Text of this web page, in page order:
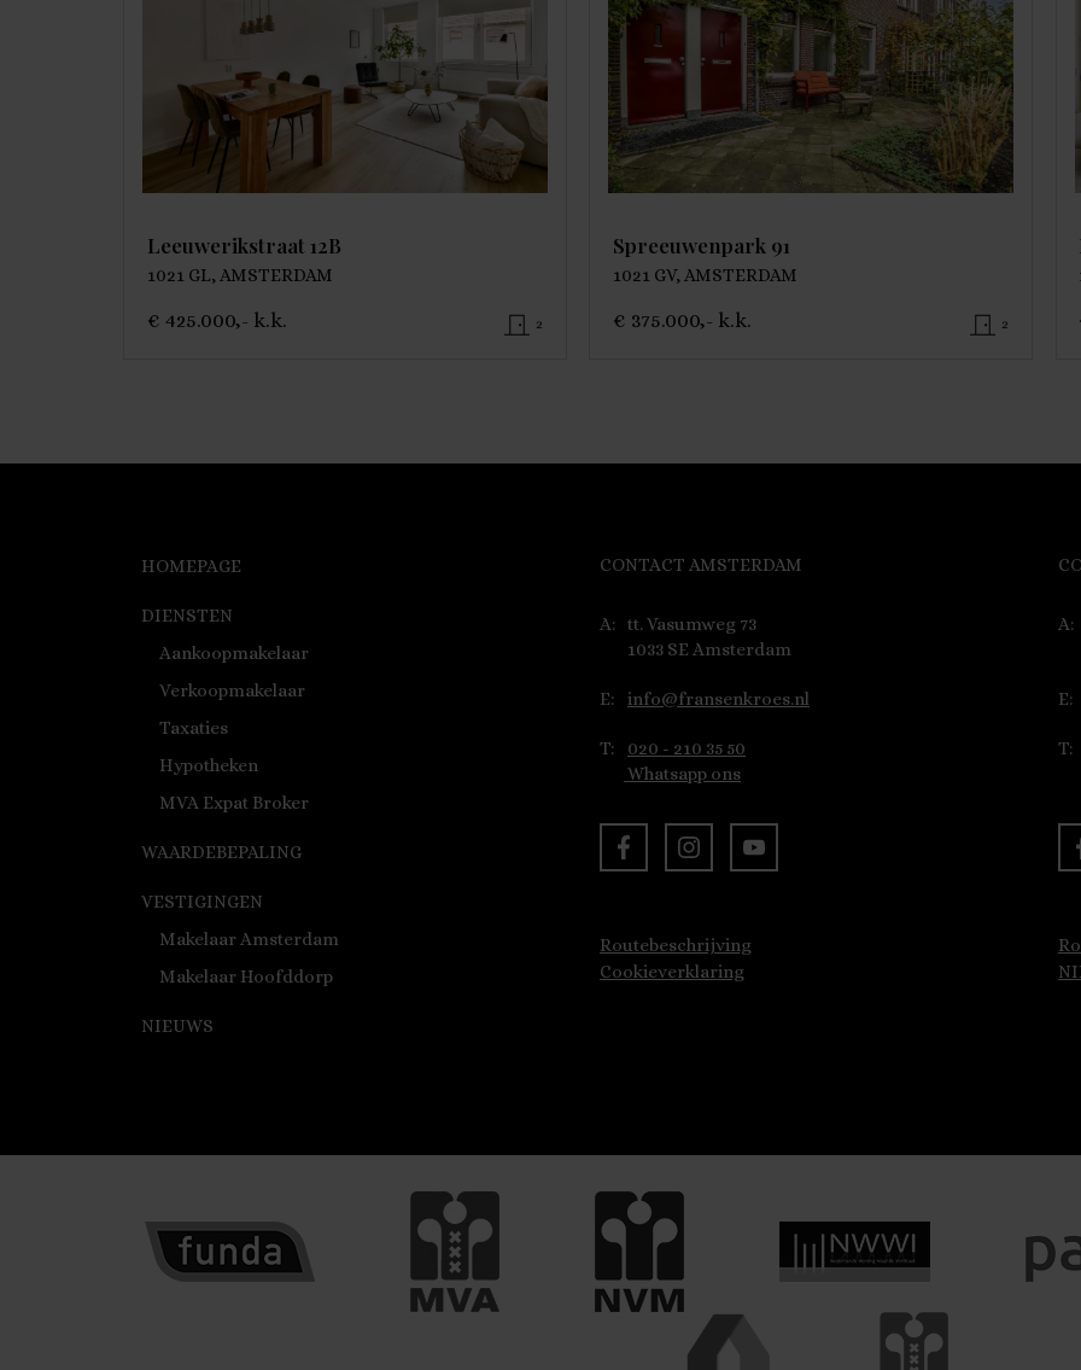
Leeuwerikstraat 12B
1021 GL, AMSTERDAM
€ 425.000,- k.k. 2
Spreeuwenpark 91
1021 GV, AMSTERDAM
€ 375.000,- k.k. 2
HOMEPAGE
DIENSTEN
Aankoopmakelaar
Verkoopmakelaar
Taxaties
Hypotheken
MVA Expat Broker
WAARDEBEPALING
VESTIGINGEN
Makelaar Amsterdam
Makelaar Hoofddorp
NIEUWS
CONTACT AMSTERDAM
A:
tt. Vasumweg 73
1033 SE Amsterdam
E: info@fransenkroes.nl
T:
020 - 210 35 50
Whatsapp ons
Routebeschrijving
Cookieverklaring
A:
E:
T: